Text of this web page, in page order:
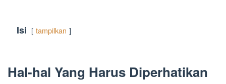
Isi tampilkan
Hal-hal Yang Harus Diperhatikan